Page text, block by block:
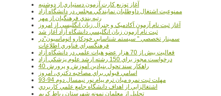
آغاز توزيع کارت آزمون دستياري از دوشنبه
ممنوعيت اشتغال داوطلبان نمايندگي مجلس در دانشگاه آزاد
رتبه بندي فرهنگيان از مهر
آغاز ثبت نام آزمون آکادميک و جنرال زبان انگليسي از امروز
ثبت نام آزمون زبان انگليسي دانشگاه آزاد آغاز شد
سمينار تخصصي " سيستم شناسايي خودکارو اتوماسيون"در
فرهنگسراي فناوري اطلاعات
فعاليت بيش از 70 هزار عضو هيات علمي در دانشگاه آزاد
درخواست مجوز براي 150 رشته ارشد علوم پزشکي آزاد
40 راهکار سند تحول بنيادين آموزش و پرورش
اسامي قبولي براي مصاحبه دکتري، امروز
مهلت ثبت نمره میان ترم پیام نور نیمسال دوم 94-93
اشتغالزايي از اهداف دانشگاه جامع علمي کاربردي
تجليل از معلمان نمونه شهرستان رباط کريم